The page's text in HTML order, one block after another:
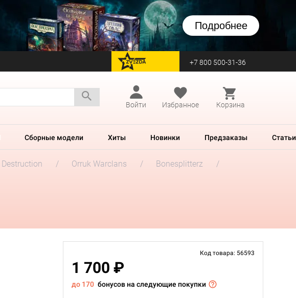
Подробнее
перейти на Zvezda +7 800 500-31-36
Войти
Избранное Корзина
Сборные модели Хиты Новинки Предзаказы Статьи
Destruction Orruk Warclans
Bonesplitterz
Код товара: 56593
1 700 ₽
до 170 бонусов на следующие покупки